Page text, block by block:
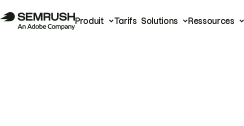
Produit Tarifs Solutions Ressources